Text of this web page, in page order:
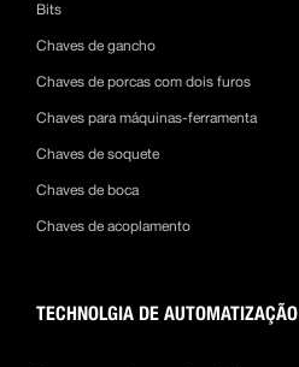
Bits
Chaves de gancho
Chaves de porcas com dois furos
Chaves para máquinas-ferramenta
Chaves de soquete
Chaves de boca
Chaves de acoplamento
TECHNOLGIA DE AUTOMATIZAÇÃO